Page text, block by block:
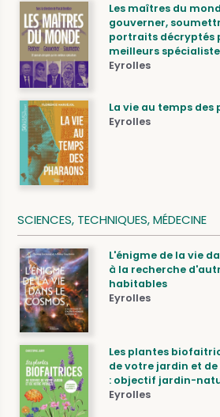
Les maîtres du
gouverner,
portraits décryptés
meilleurs
Eyrolles
La vie au temps des
Eyrolles
SCIENCES, TECHNIQUES, MÉDECINE
L'énigme de la vie
à la recherche
habitables
Eyrolles
Les plantes
de votre jardin et
: objectif jardin-
Eyrolles